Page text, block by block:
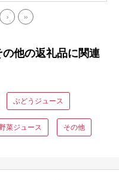
水分補給 お水 あかちゃん キ
ズ
› ››
他の返礼品に関連
ぶどうジュース
菜ジュース その他